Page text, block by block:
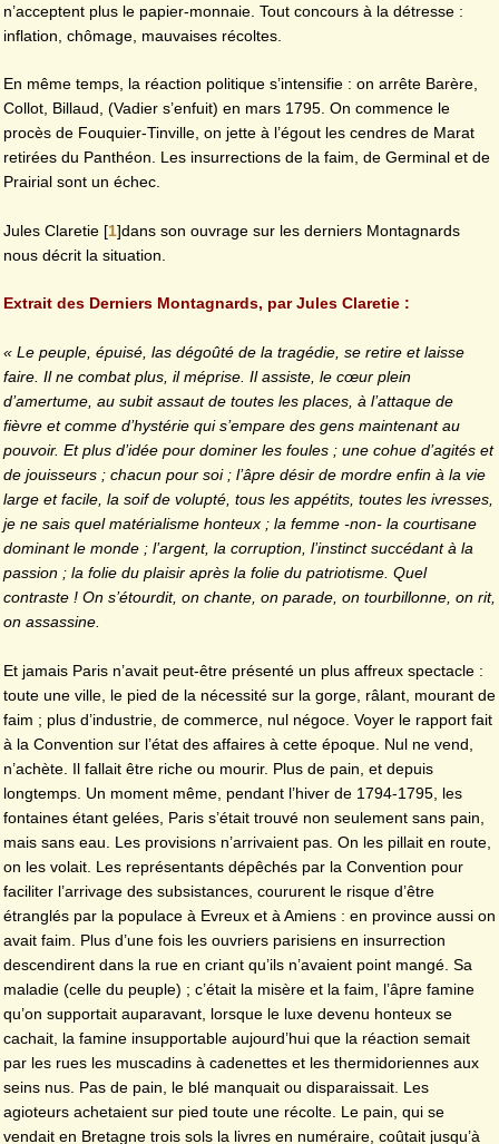
n’acceptent plus le papier-monnaie. Tout concours à la détresse :
inflation, chômage, mauvaises récoltes.
En même temps, la réaction politique s’intensifie : on arrête Barère,
Collot, Billaud, (Vadier s’enfuit) en mars 1795. On commence le
procès de Fouquier-Tinville, on jette à l’égout les cendres de Marat
retirées du Panthéon. Les insurrections de la faim, de Germinal et de
Prairial sont un échec.
Jules Claretie [1]dans son ouvrage sur les derniers Montagnards
nous décrit la situation.
Extrait des Derniers Montagnards, par Jules Claretie :
« Le peuple, épuisé, las dégoûté de la tragédie, se retire et laisse
faire. Il ne combat plus, il méprise. Il assiste, le cœur plein
d’amertume, au subit assaut de toutes les places, à l’attaque de
fièvre et comme d’hystérie qui s’empare des gens maintenant au
pouvoir. Et plus d’idée pour dominer les foules ; une cohue d’agités et
de jouisseurs ; chacun pour soi ; l’âpre désir de mordre enfin à la vie
large et facile, la soif de volupté, tous les appétits, toutes les ivresses,
je ne sais quel matérialisme honteux ; la femme -non- la courtisane
dominant le monde ; l’argent, la corruption, l’instinct succédant à la
passion ; la folie du plaisir après la folie du patriotisme. Quel
contraste ! On s’étourdit, on chante, on parade, on tourbillonne, on rit,
on assassine.
Et jamais Paris n’avait peut-être présenté un plus affreux spectacle :
toute une ville, le pied de la nécessité sur la gorge, râlant, mourant de
faim ; plus d’industrie, de commerce, nul négoce. Voyer le rapport fait
à la Convention sur l’état des affaires à cette époque. Nul ne vend,
n’achète. Il fallait être riche ou mourir. Plus de pain, et depuis
longtemps. Un moment même, pendant l’hiver de 1794-1795, les
fontaines étant gelées, Paris s’était trouvé non seulement sans pain,
mais sans eau. Les provisions n’arrivaient pas. On les pillait en route,
on les volait. Les représentants dépêchés par la Convention pour
faciliter l’arrivage des subsistances, coururent le risque d’être
étranglés par la populace à Evreux et à Amiens : en province aussi on
avait faim. Plus d’une fois les ouvriers parisiens en insurrection
descendirent dans la rue en criant qu’ils n’avaient point mangé. Sa
maladie (celle du peuple) ; c’était la misère et la faim, l’âpre famine
qu’on supportait auparavant, lorsque le luxe devenu honteux se
cachait, la famine insupportable aujourd’hui que la réaction semait
par les rues les muscadins à cadenettes et les thermidoriennes aux
seins nus. Pas de pain, le blé manquait ou disparaissait. Les
agioteurs achetaient sur pied toute une récolte. Le pain, qui se
vendait en Bretagne trois sols la livres en numéraire, coûtait jusqu’à